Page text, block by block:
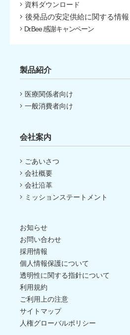
資料ダウンロード
後発品の安定供給に関する情報
Dr.Bee 感謝キャンペーン
製品紹介
医療関係者向け
一般消費者向け
会社案内
ごあいさつ
会社概要
会社沿革
ミッションステートメント
お知らせ
お問い合わせ
採用情報
個人情報保護について
透明性に関する指針について
利用規約
ご利用上の注意
サイトマップ
人権グローバルポリシー